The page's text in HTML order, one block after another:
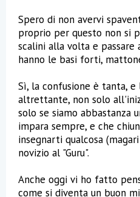
Spero di non avervi
proprio per questo non si
scalini alla volta e passare
hanno le basi forti,
Sì, la confusione è tanta, e
altrettante, non solo
solo se siamo abbastanza
impara sempre, e che
insegnarti qualcosa
novizio al "Guru".
Anche oggi vi ho fatto
come si diventa un buon